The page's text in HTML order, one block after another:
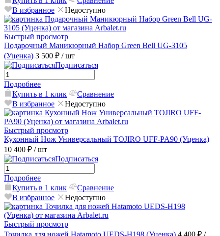
В избранное
Недоступно
Быстрый просмотр
Подарочный Маникюрный Набор Green Bell UG-3105
(Уценка) 3 500 ₽ / шт
Подписаться
Подробнее
Купить в 1 клик
Сравнение
В избранное
Недоступно
Быстрый просмотр
Кухонный Нож Универсальный TOJIRO UFF-PA90 (Уценка)
10 400 ₽ / шт
Подписаться
Подробнее
Купить в 1 клик
Сравнение
В избранное
Недоступно
Быстрый просмотр
Точилка для ножей Hatamoto UEDS-H198 (Уценка) 4 400 ₽ /